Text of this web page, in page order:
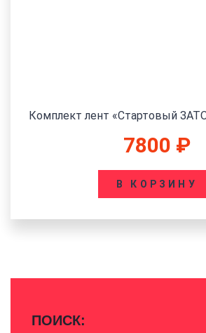
Комплект лент «Стартовый
7800 ₽
В КОРЗИНУ
ПОИСК: